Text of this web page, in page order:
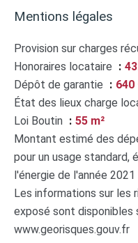
Mentions légales
Provision sur charges
Honoraires locataire
Dépôt de garantie
640
État des lieux charge
Loi Boutin
55 m²
Montant estimé des
pour un usage standard,
l'énergie de l'année
Les informations sur les
exposé sont disponibles
www.georisques.gouv.fr